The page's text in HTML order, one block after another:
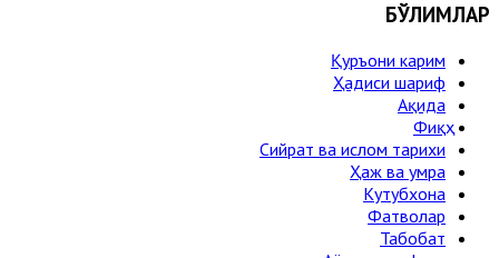
БЎЛИМЛАР
Қуръони карим
Ҳадиси шариф
Ақида
Фиқҳ
Сийрат ва ислом тарихи
Ҳаж ва умра
Кутубхона
Фатволар
Табобат